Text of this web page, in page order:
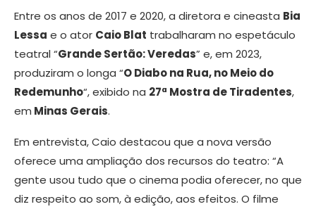
Entre os anos de 2017 e 2020, a diretora e cineasta Bia
Lessa e o ator Caio Blat trabalharam no espetáculo
teatral “Grande Sertão: Veredas” e, em 2023,
produziram o longa “O Diabo na Rua, no Meio do
Redemunho“, exibido na 27ª Mostra de Tiradentes,
em Minas Gerais.
Em entrevista, Caio destacou que a nova versão
oferece uma ampliação dos recursos do teatro: “A
gente usou tudo que o cinema podia oferecer, no que
diz respeito ao som, à edição, aos efeitos. O filme